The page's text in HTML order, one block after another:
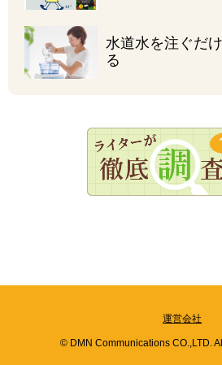
水道水を注ぐだ
る
運営会社
© DMN Communications CO.,LTD.